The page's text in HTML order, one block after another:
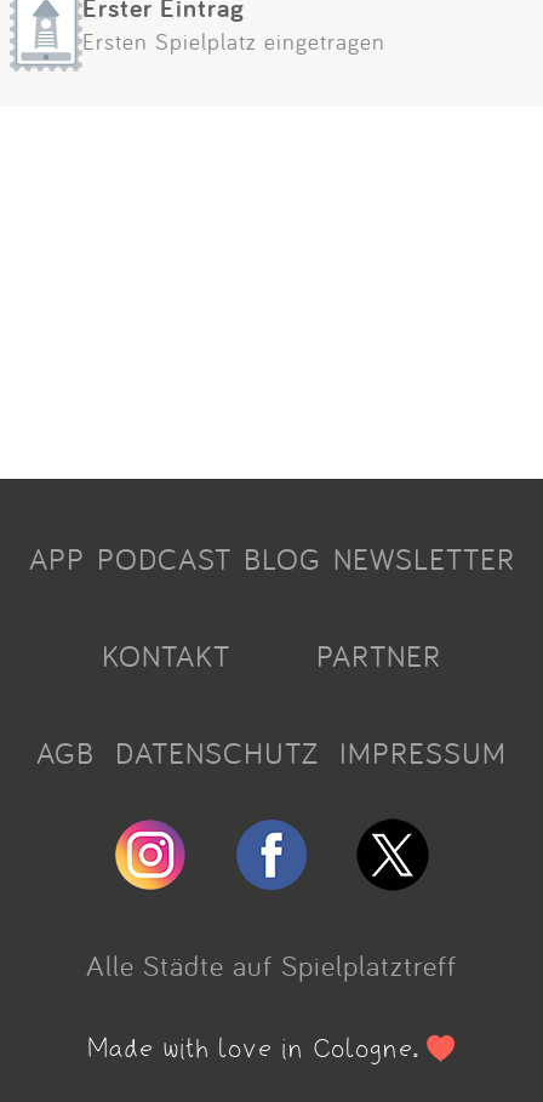
Ersten Spielplatz eingetragen
APP PODCAST BLOG NEWSLETTER
KONTAKT PARTNER
AGB DATENSCHUTZ IMPRESSUM
Alle Städte auf Spielplatztreff
Made with love in Cologne.